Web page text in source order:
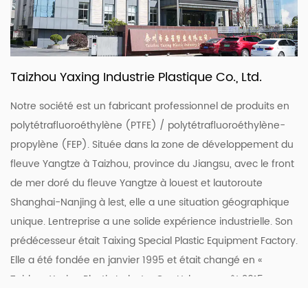
Taizhou Yaxing Industrie Plastique Co., Ltd.
Notre société est un fabricant professionnel de produits en
polytétrafluoroéthylène (PTFE) / polytétrafluoroéthylène-
propylène (FEP). Située dans la zone de développement du
fleuve Yangtze à Taizhou, province du Jiangsu, avec le front
de mer doré du fleuve Yangtze à louest et lautoroute
Shanghai-Nanjing à lest, elle a une situation géographique
unique. Lentreprise a une solide expérience industrielle. Son
prédécesseur était Taixing Special Plastic Equipment Factory.
Elle a été fondée en janvier 1995 et était changé en «
Taizhou Yaxing Plastic Industry Co., Ltd. » en août 2015.